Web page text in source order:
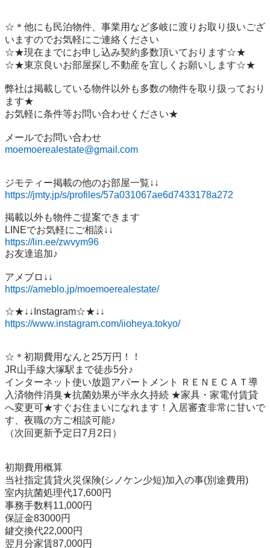
☆＊他にも民泊物件、事業用など多岐に渡りお取り扱いござ
いますのでお気軽にご連絡ください
☆★現在までにお申し込み契約多数頂いております☆★
☆★東京良いお部屋探し不動産を宜しくお願いします☆★
弊社は掲載している物件以外も多数の物件を取り扱っており
ます★
お気軽に条件等お問い合わせください★
moemoerealestate@gmail.com
https://jmty.jp/s/profiles/57a031067ae6d7433178a272
掲載以外も物件ご提案できます
https://lin.ee/zwvym96
お友達追加♪
https://ameblo.jp/moemoerealestate/
https://www.instagram.com/iioheya.tokyo/
☆＊初期費用なんと25万円！！
JR山手線大塚駅まで徒歩5分♪
インターネット使い放題アパートメント ＲＥＮＥＣＡＴ導
入済物件消臭★抗菌効果が半永久持続 ★家具・家電付賃貸
へ変更可★すぐお住まいになれます！入居審査非常に甘いで
す、夜職の方ご相談可能♪
（次回更新予定日7月2日）
初期費用概算
当社指定賃貸火災保険(シノケン少短)加入の事(別途費用)
室内抗菌処理代17,600円
事務手数料11,000円
保証金83000円
鍵交換代22,000円
翌月分家賃87,000円